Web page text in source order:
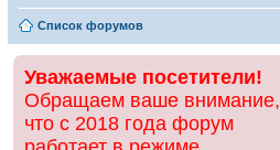
Список форумов
Уважаемые посетители!
Обращаем ваше внимание,
что с 2018 года форум